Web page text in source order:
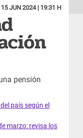
15 JUN 2024 | 19:31 H
pensión
país según el
marzo: revisa los